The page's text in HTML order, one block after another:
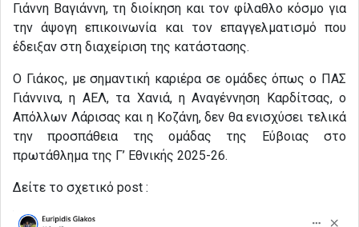
Γιάννη Βαγιάννη, τη διοίκηση και τον φίλαθλο κόσμο για
την άψογη επικοινωνία και τον επαγγελματισμό που
έδειξαν στη διαχείριση της κατάστασης.
Ο Γιάκος, με σημαντική καριέρα σε ομάδες όπως ο ΠΑΣ
Γιάννινα, η ΑΕΛ, τα Χανιά, η Αναγέννηση Καρδίτσας, ο
Απόλλων Λάρισας και η Κοζάνη, δεν θα ενισχύσει τελικά
την προσπάθεια της ομάδας της Εύβοιας στο
πρωτάθλημα της Γ’ Εθνικής 2025-26.
Δείτε το σχετικό post :